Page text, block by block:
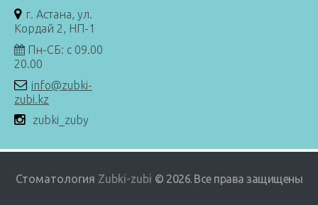
г. Астана, ул.
Кордай 2, НП-1
Пн-СБ: с 09.00
20.00
info@zubki-
zubi.kz
zubki_zuby
Стоматология Zubki-zubi © 2026. Все права защищены